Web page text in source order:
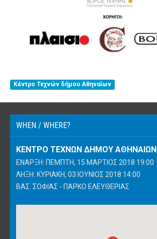
Κέντρο Τεχνών δήμου Αθηναίων
WHEN / WHERE?
ΚΈΝΤΡΟ ΤΕΧΝΏΝ ΔΉΜΟΥ ΑΘΗΝΑΊΩΝ
ΈΝΑΡΞΗ: ΠΈΜΠΤΗ, 15 ΜΆΡΤΙΟΣ 2018 19:00
ΛΉΞΗ: ΚΥΡΙΑΚΉ, 03 ΙΟΎΝΙΟΣ 2018 14:00
ΒΑΣ. ΣΟΦΊΑΣ - ΠΆΡΚΟ ΕΛΕΥΘΕΡΊΑΣ